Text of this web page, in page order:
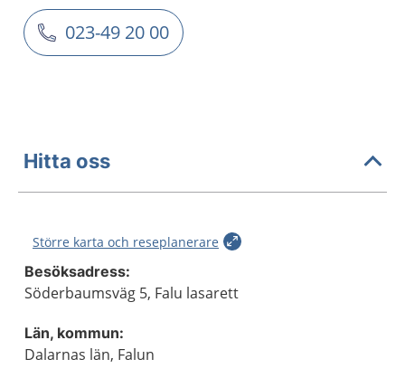
023-49 20 00
Hitta oss
Större karta och reseplanerare
Besöksadress:
Söderbaumsväg 5, Falu lasarett
Län, kommun:
Dalarnas län, Falun